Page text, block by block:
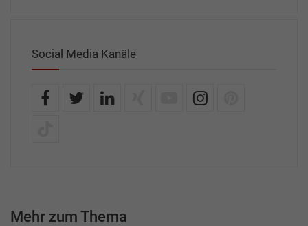
Social Media Kanäle
Mehr zum Thema